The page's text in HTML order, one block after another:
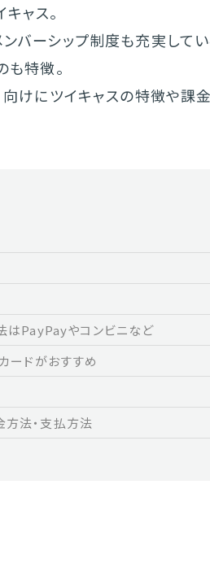
ャス。
バーシップ制度も充実して
も特徴。
向けにツイキャスの特徴や課
はPayPayやコンビニなど
ードがおすすめ
法・支払方法